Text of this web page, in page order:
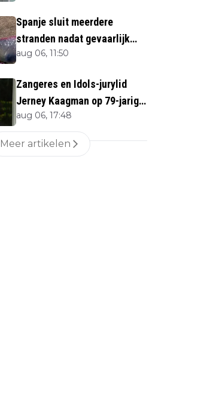
Spanje sluit meerdere
stranden nadat gevaarlijk
zeedier opduikt
aug 06, 11:50
Zangeres en Idols-jurylid
Jerney Kaagman op 79-jarige
leeftijd overleden
aug 06, 17:48
Meer artikelen